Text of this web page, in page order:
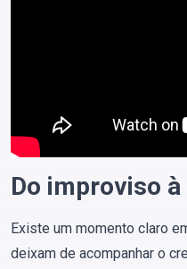
Do improviso
Existe um momento claro
deixam de acompanhar o